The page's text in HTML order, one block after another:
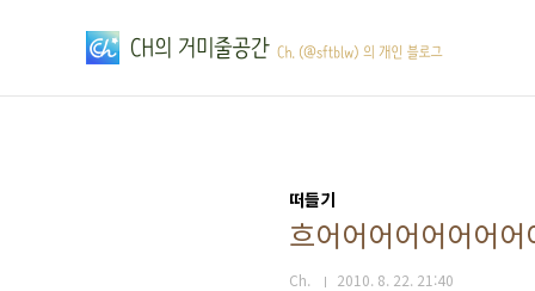
떠들기
흐어어어어어어어
Ch. 2010. 8. 22. 21:40